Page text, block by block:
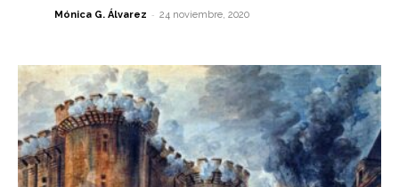
Mónica G. Álvarez - 24 noviembre, 2020